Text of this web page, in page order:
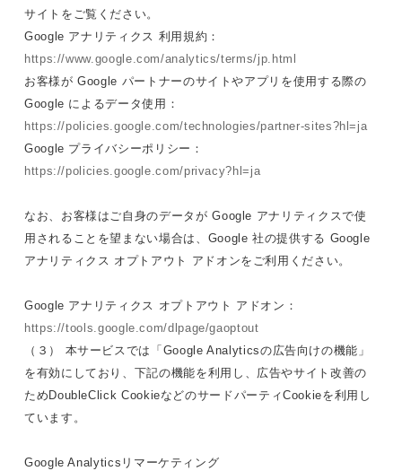
サイトをご覧ください。
Google アナリティクス 利用規約：
https://www.google.com/analytics/terms/jp.html
お客様が Google パートナーのサイトやアプリを使用する際の
Google によるデータ使用：
https://policies.google.com/technologies/partner-sites?hl=ja
Google プライバシーポリシー：
https://policies.google.com/privacy?hl=ja
なお、お客様はご自身のデータが Google アナリティクスで使
用されることを望まない場合は、Google 社の提供する Google
アナリティクス オプトアウト アドオンをご利用ください。
Google アナリティクス オプトアウト アドオン：
https://tools.google.com/dlpage/gaoptout
（３） 本サービスでは「Google Analyticsの広告向けの機能」
を有効にしており、下記の機能を利用し、広告やサイト改善の
ためDoubleClick CookieなどのサードパーティCookieを利用し
ています。
Google Analyticsリマーケティング